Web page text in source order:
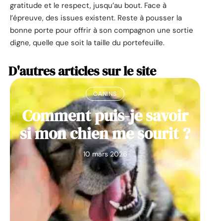
gratitude et le respect, jusqu’au bout. Face à
l’épreuve, des issues existent. Reste à pousser la
bonne porte pour offrir à son compagnon une sortie
digne, quelle que soit la taille du portefeuille.
D'autres articles sur le site
CANINS
Comment puis-je savoir
si mon chien me sourit ?
10 mars 2026